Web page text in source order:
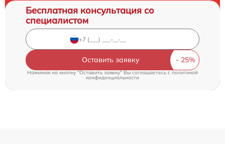
Бесплатная консультация со
специалистом
Оставить заявку
Нажимая на кнопку "Оставить заявку" Вы соглашаетесь c политикой
конфиденциальности